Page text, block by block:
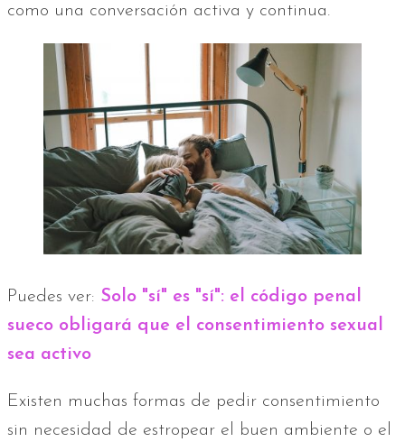
como una conversación activa y continua.
Puedes ver: Solo "sí" es "sí": el código penal
sueco obligará que el consentimiento sexual
sea activo
Existen muchas formas de pedir consentimiento
sin necesidad de estropear el buen ambiente o el